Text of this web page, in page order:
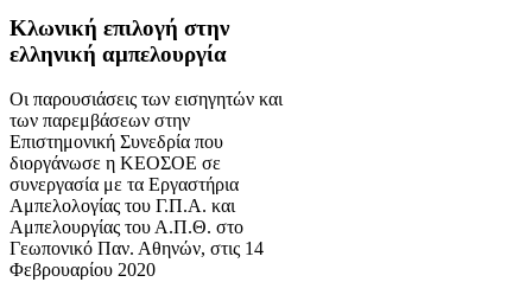
Κλωνική επιλογή στην
ελληνική αμπελουργία
Οι παρουσιάσεις των εισηγητών και
των παρεμβάσεων στην
Επιστημονική Συνεδρία που
διοργάνωσε η ΚΕΟΣΟΕ σε
συνεργασία με τα Εργαστήρια
Αμπελολογίας του Γ.Π.Α. και
Αμπελουργίας του Α.Π.Θ. στο
Γεωπονικό Παν. Αθηνών, στις 14
Φεβρουαρίου 2020